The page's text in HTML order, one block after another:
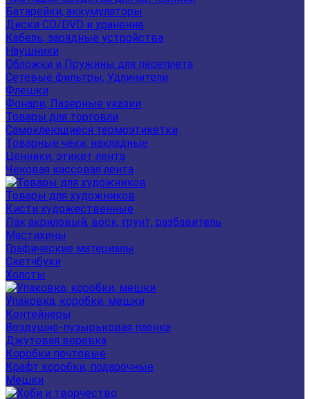
Батарейки, аккумуляторы
Диски CD/DVD и хранение
Кабель, зарядные устройства
Наушники
Обложки и Пружины для переплета
Сетевые фильтры, Удлинители
Флешки
Фонари, Лазерные указки
Товары для торговли
Самоклеющиеся термоэтикетки
Товарные чеки, накладные
Ценники, этикет лента
Чековая кассовая лента
Товары для художников
Кисти художественные
Лак акриловый, воск, грунт, разбавитель
Мастихины
Графические материалы
Скетчбуки
Холсты
Упаковка, коробки, мешки
Контейнеры
Воздушно-пузырьковая плёнка
Джутовая веревка
Коробки почтовые
Крафт коробки, подарочные
Мешки